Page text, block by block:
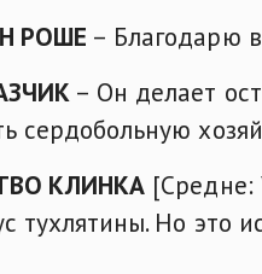
РОШЕ – Благодарю
– Он делает
сердобольную
КЛИНКА [Средне:
тухлятины. Но это